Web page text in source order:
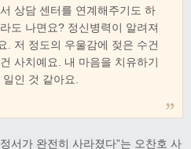
상담 센터를 연계해주기도 하
도 나면요? 정신병력이 알려져
. 저 정도의 우울감에 젖은 수건
사치예요. 내 마음을 치유하기
인 것 같아요.
서가 완전히 사라졌다”는 오찬호 사